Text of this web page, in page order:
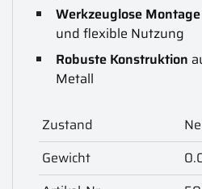
Werkzeuglose Montage
und flexible Nutzung
Robuste Konstruktion
Metall
Zustand
Gewicht